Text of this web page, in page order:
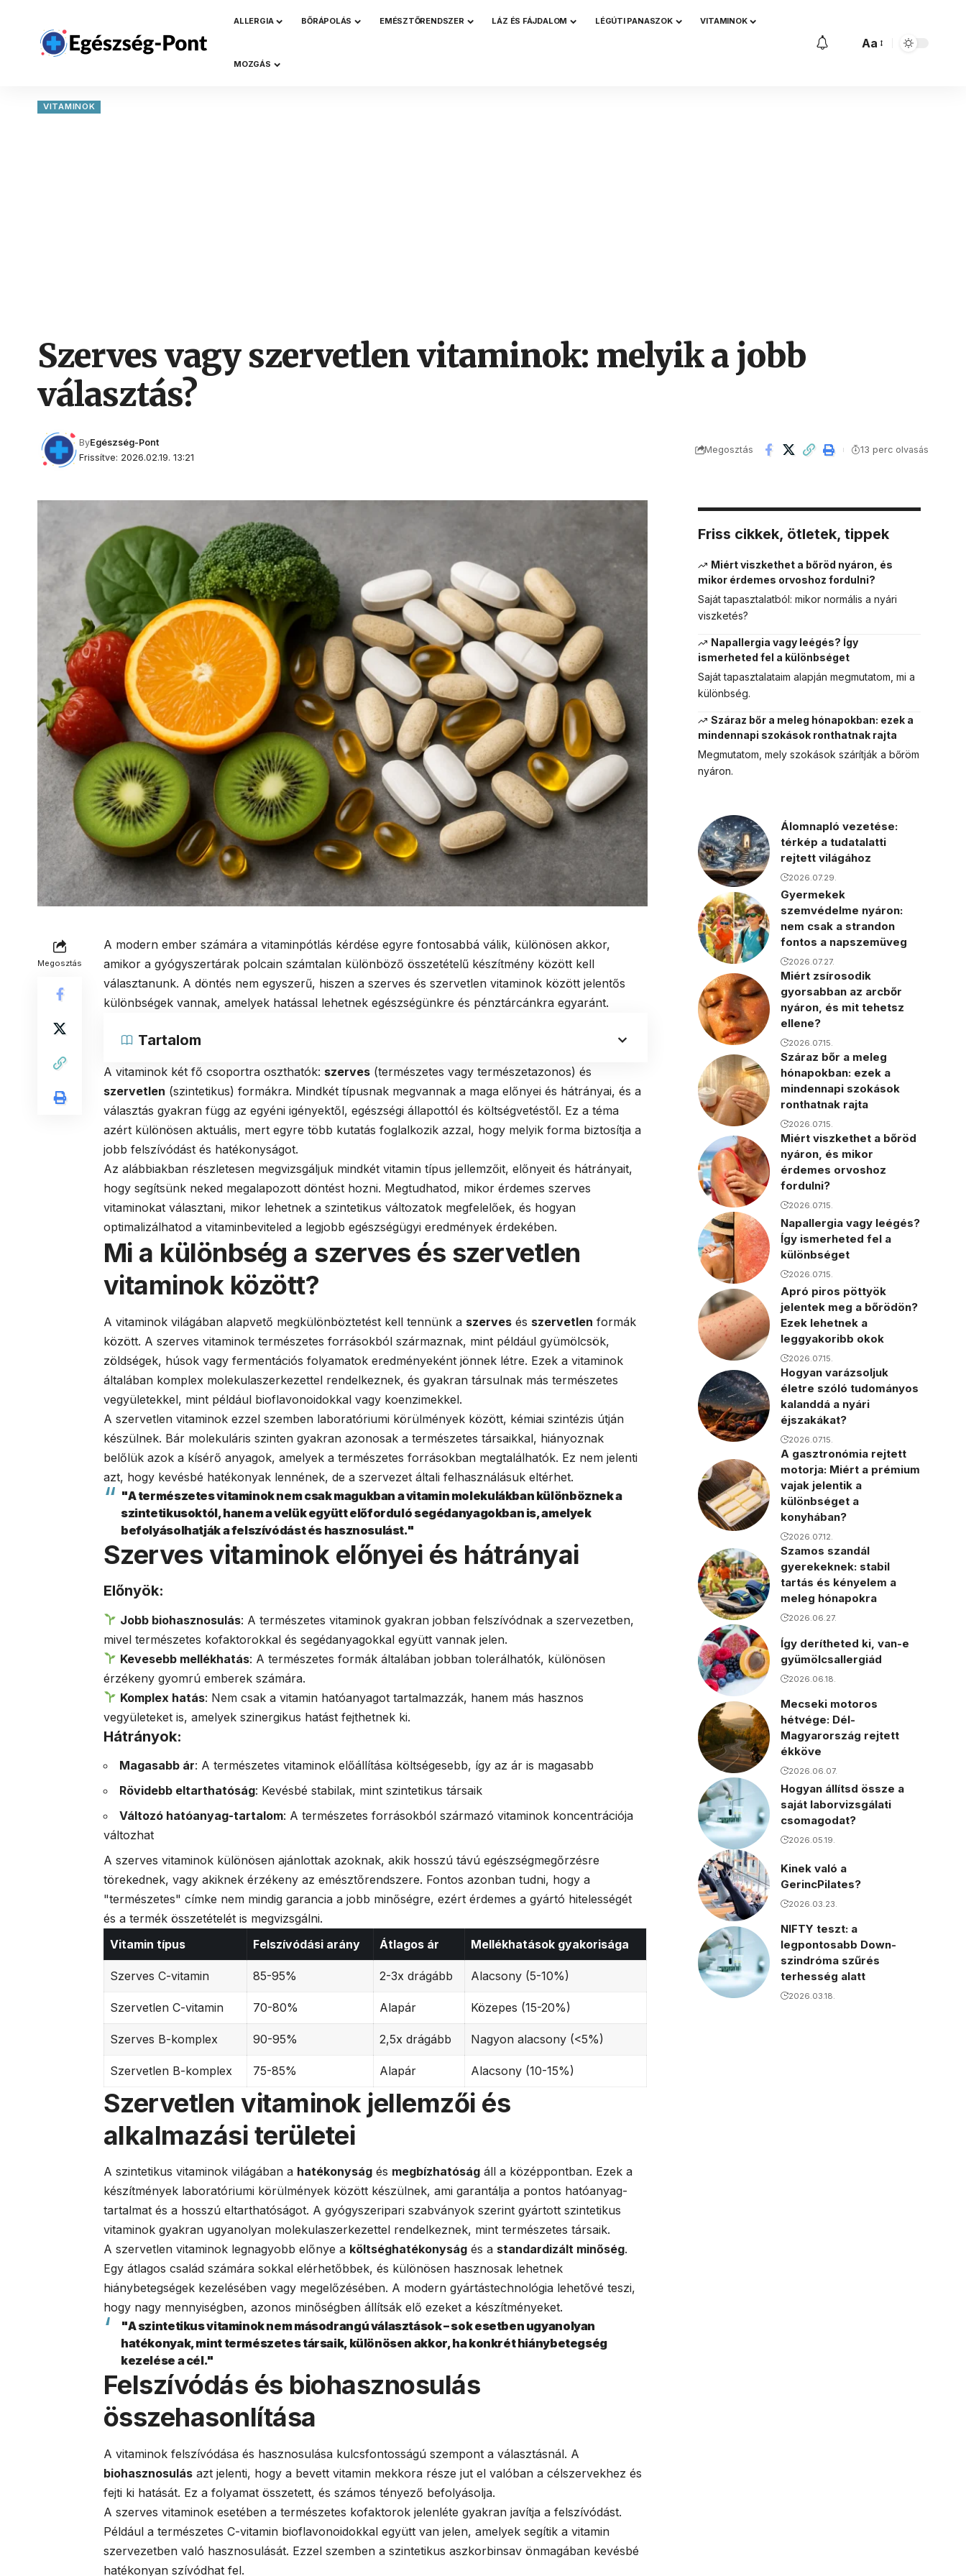
ALLERGIA BŐRÁPOLÁS EMÉSZTŐRENDSZER LÁZ ÉS FÁJDALOM LÉGÚTI PANASZOK VITAMINOK
MOZGÁS
Aa
VITAMINOK
Szerves vagy szervetlen vitaminok: melyik a jobb
választás?
Frissítve: 2026.02.19. 13:21
ByEgészség-Pont
Megosztás 13 perc olvasás
Megosztás
A modern ember számára a vitaminpótlás kérdése egyre fontosabbá válik, különösen akkor,
amikor a gyógyszertárak polcain számtalan különböző összetételű készítmény között kell
választanunk. A döntés nem egyszerű, hiszen a szerves és szervetlen vitaminok között jelentős
különbségek vannak, amelyek hatással lehetnek egészségünkre és pénztárcánkra egyaránt.
Tartalom
A vitaminok két fő csoportra oszthatók: szerves (természetes vagy természetazonos) és
szervetlen (szintetikus) formákra. Mindkét típusnak megvannak a maga előnyei és hátrányai, és a
választás gyakran függ az egyéni igényektől, egészségi állapottól és költségvetéstől. Ez a téma
azért különösen aktuális, mert egyre több kutatás foglalkozik azzal, hogy melyik forma biztosítja a
jobb felszívódást és hatékonyságot.
Az alábbiakban részletesen megvizsgáljuk mindkét vitamin típus jellemzőit, előnyeit és hátrányait,
hogy segítsünk neked megalapozott döntést hozni. Megtudhatod, mikor érdemes szerves
vitaminokat választani, mikor lehetnek a szintetikus változatok megfelelőek, és hogyan
optimalizálhatod a vitaminbeviteled a legjobb egészségügyi eredmények érdekében.
Mi a különbség a szerves és szervetlen
vitaminok között?
A vitaminok világában alapvető megkülönböztetést kell tennünk a szerves és szervetlen formák
között. A szerves vitaminok természetes forrásokból származnak, mint például gyümölcsök,
zöldségek, húsok vagy fermentációs folyamatok eredményeként jönnek létre. Ezek a vitaminok
általában komplex molekulaszerkezettel rendelkeznek, és gyakran társulnak más természetes
vegyületekkel, mint például bioflavonoidokkal vagy koenzimekkel.
A szervetlen vitaminok ezzel szemben laboratóriumi körülmények között, kémiai szintézis útján
készülnek. Bár molekuláris szinten gyakran azonosak a természetes társaikkal, hiányoznak
belőlük azok a kísérő anyagok, amelyek a természetes forrásokban megtalálhatók. Ez nem jelenti
azt, hogy kevésbé hatékonyak lennének, de a szervezet általi felhasználásuk eltérhet.
"A természetes vitaminok nem csak magukban a vitamin molekulákban különböznek a
szintetikusoktól, hanem a velük együtt előforduló segédanyagokban is, amelyek
befolyásolhatják a felszívódást és hasznosulást."
Szerves vitaminok előnyei és hátrányai
Előnyök:
Jobb biohasznosulás: A természetes vitaminok gyakran jobban felszívódnak a szervezetben,
mivel természetes kofaktorokkal és segédanyagokkal együtt vannak jelen.
Kevesebb mellékhatás: A természetes formák általában jobban tolerálhatók, különösen
érzékeny gyomrú emberek számára.
Komplex hatás: Nem csak a vitamin hatóanyagot tartalmazzák, hanem más hasznos
vegyületeket is, amelyek szinergikus hatást fejthetnek ki.
Hátrányok:
Magasabb ár: A természetes vitaminok előállítása költségesebb, így az ár is magasabb
Rövidebb eltarthatóság: Kevésbé stabilak, mint szintetikus társaik
Változó hatóanyag-tartalom: A természetes forrásokból származó vitaminok koncentrációja
változhat
A szerves vitaminok különösen ajánlottak azoknak, akik hosszú távú egészségmegőrzésre
törekednek, vagy akiknek érzékeny az emésztőrendszere. Fontos azonban tudni, hogy a
"természetes" címke nem mindig garancia a jobb minőségre, ezért érdemes a gyártó hitelességét
és a termék összetételét is megvizsgálni.
Vitamin típus
Felszívódási arány Átlagos ár Mellékhatások gyakorisága
Szerves C-vitamin 85-95% 2-3x drágább Alacsony (5-10%)
Szervetlen C-vitamin 70-80% Alapár Közepes (15-20%)
Szerves B-komplex 90-95% 2,5x drágább Nagyon alacsony (<5%)
Szervetlen B-komplex 75-85% Alapár Alacsony (10-15%)
Szervetlen vitaminok jellemzői és
alkalmazási területei
A szintetikus vitaminok világában a hatékonyság és megbízhatóság áll a középpontban. Ezek a
készítmények laboratóriumi körülmények között készülnek, ami garantálja a pontos hatóanyag-
tartalmat és a hosszú eltarthatóságot. A gyógyszeripari szabványok szerint gyártott szintetikus
vitaminok gyakran ugyanolyan molekulaszerkezettel rendelkeznek, mint természetes társaik.
A szervetlen vitaminok legnagyobb előnye a költséghatékonyság és a standardizált minőség.
Egy átlagos család számára sokkal elérhetőbbek, és különösen hasznosak lehetnek
hiánybetegségek kezelésében vagy megelőzésében. A modern gyártástechnológia lehetővé teszi,
hogy nagy mennyiségben, azonos minőségben állítsák elő ezeket a készítményeket.
"A szintetikus vitaminok nem másodrangú választások – sok esetben ugyanolyan
hatékonyak, mint természetes társaik, különösen akkor, ha konkrét hiánybetegség
kezelése a cél."
Felszívódás és biohasznosulás
összehasonlítása
A vitaminok felszívódása és hasznosulása kulcsfontosságú szempont a választásnál. A
biohasznosulás azt jelenti, hogy a bevett vitamin mekkora része jut el valóban a célszervekhez és
fejti ki hatását. Ez a folyamat összetett, és számos tényező befolyásolja.
A szerves vitaminok esetében a természetes kofaktorok jelenléte gyakran javítja a felszívódást.
Például a természetes C-vitamin bioflavonoidokkal együtt van jelen, amelyek segítik a vitamin
szervezetben való hasznosulását. Ezzel szemben a szintetikus aszkorbinsav önmagában kevésbé
hatékonyan szívódhat fel.
Friss cikkek, ötletek, tippek
Miért viszkethet a bőröd nyáron, és
mikor érdemes orvoshoz fordulni?
Saját tapasztalatból: mikor normális a nyári
viszketés?
Napallergia vagy leégés? Így
ismerheted fel a különbséget
Saját tapasztalataim alapján megmutatom, mi a
különbség.
Száraz bőr a meleg hónapokban: ezek a
mindennapi szokások ronthatnak rajta
Megmutatom, mely szokások szárítják a bőröm
nyáron.
Álomnapló vezetése:
térkép a tudatalatti
rejtett világához
2026.07.29.
Gyermekek
szemvédelme nyáron:
nem csak a strandon
fontos a napszemüveg
2026.07.27.
Miért zsírosodik
gyorsabban az arcbőr
nyáron, és mit tehetsz
ellene?
2026.07.15.
Száraz bőr a meleg
hónapokban: ezek a
mindennapi szokások
ronthatnak rajta
2026.07.15.
Miért viszkethet a bőröd
nyáron, és mikor
érdemes orvoshoz
fordulni?
2026.07.15.
Napallergia vagy leégés?
Így ismerheted fel a
különbséget
2026.07.15.
Apró piros pöttyök
jelentek meg a bőrödön?
Ezek lehetnek a
leggyakoribb okok
2026.07.15.
Hogyan varázsoljuk
életre szóló tudományos
kalanddá a nyári
éjszakákat?
2026.07.15.
A gasztronómia rejtett
motorja: Miért a prémium
vajak jelentik a
különbséget a
konyhában?
2026.07.12.
Szamos szandál
gyerekeknek: stabil
tartás és kényelem a
meleg hónapokra
2026.06.27.
Így derítheted ki, van-e
gyümölcsallergiád
2026.06.18.
Mecseki motoros
hétvége: Dél-
Magyarország rejtett
ékköve
2026.06.07.
Hogyan állítsd össze a
saját laborvizsgálati
csomagodat?
2026.05.19.
Kinek való a
GerincPilates?
2026.03.23.
NIFTY teszt: a
legpontosabb Down-
szindróma szűrés
terhesség alatt
2026.03.18.